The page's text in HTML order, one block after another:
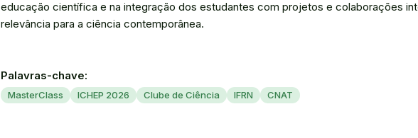
educação científica e na integração dos estudantes com projetos e colaborações
relevância para a ciência contemporânea.
Palavras-chave:
MasterClass ICHEP 2026 Clube de Ciência IFRN CNAT